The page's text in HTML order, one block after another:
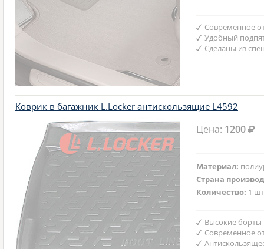
Современное
Удобный
Сделаны из
Коврик в багажник L.Locker антискользящие L4592
Цена: 1200
Материал:
Страна
Количество: 1
Высокие борты
Современное